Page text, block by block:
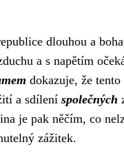
dlouhou a
a s napětím
dokazuje, že
a sdílení společných
je pak něčím, co
zážitek.